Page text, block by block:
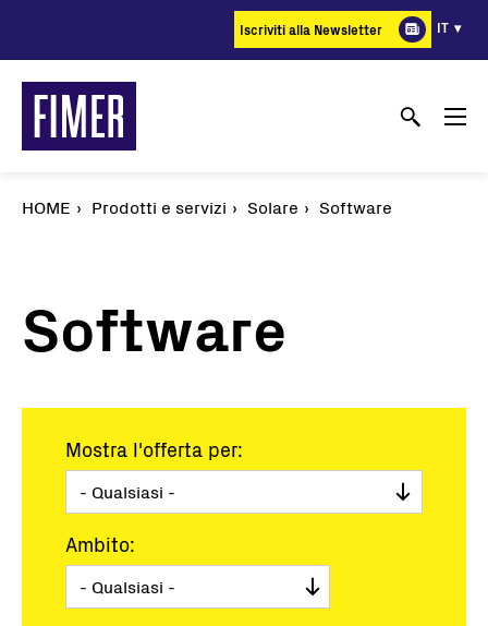
principale
Iscriviti alla Newsletter IT
HOME Prodotti e servizi Solare Software
Software
Mostra l'offerta per:
Ambito: